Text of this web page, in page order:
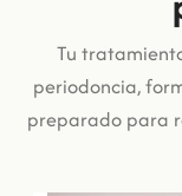
Tu
periodoncia,
preparado para